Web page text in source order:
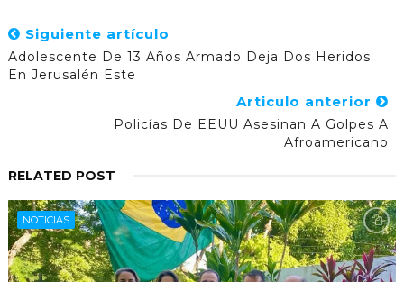
Siguiente artículo
Adolescente De 13 Años Armado Deja Dos Heridos
En Jerusalén Este
Articulo anterior
Policías De EEUU Asesinan A Golpes A
Afroamericano
RELATED POST
NOTICIAS